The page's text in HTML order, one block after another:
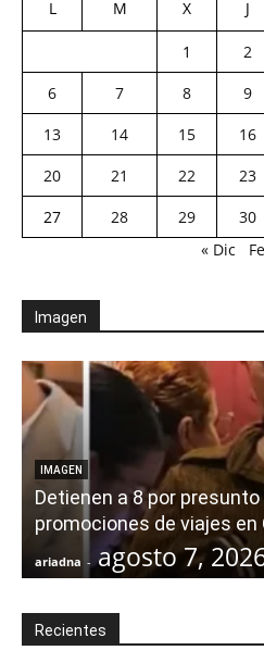
L M X J
1 2
6
7 8 9
13
14 15 16
20
21 22 23
27
28 29 30
« Dic
Imagen
IMAGEN
Detienen a 8 por
promociones de viajes en
ariadna - agosto 7,
Recientes